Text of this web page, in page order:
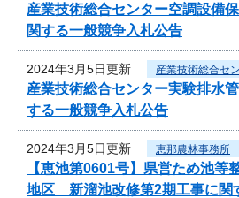
産業技術総合センター空調設備
関する一般競争入札公告
2024年3月5日更新 産業技術総合セ
産業技術総合センター実験排水
する一般競争入札公告
2024年3月5日更新 恵那農林事務所
【恵池第0601号】県営ため池
地区 新溜池改修第2期工事に関